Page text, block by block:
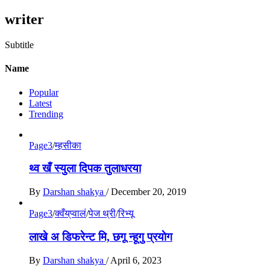
writer
Subtitle
Name
Popular
Latest
Trending
Page3/म्हसीका
थ्व खँ स्युला दिपक तुलाधरया
By Darshan shakya / December 20, 2019
Page3/क्वँय्‌प्वालं/पेज थ्री/रिभ्यू
लाखे अ डिफरेन्ट मि, छगू न्हूगु प्रयाेग
By Darshan shakya / April 6, 2023